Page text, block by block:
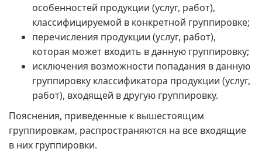
особенностей продукции (услуг, работ),
классифицируемой в конкретной группировке;
перечисления продукции (услуг, работ),
которая может входить в данную группировку;
исключения возможности попадания в данную
группировку классификатора продукции (услуг,
работ), входящей в другую группировку.
Пояснения, приведенные к вышестоящим
группировкам, распространяются на все входящие
в них группировки.